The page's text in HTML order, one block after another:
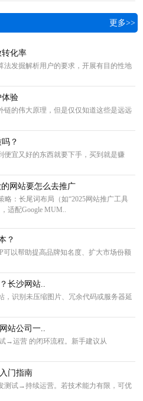
更多>>
化率
法发掘解析用户的要求，开展有目的性地
体验
链的伟大原理，但是仅仅知道这些是远远
？
便宜又好的东西就要下手，买到就是赚
网站要怎么去推广
略‌：长尾词布局（如“2025网站推广工具
适配Google MUM..
？
可以帮助提高品牌知名度、扩大市场份额
长沙网站..
，识别未压缩图片、冗余代码或服务器延
站公司一..
运营 的闭环流程。新手建议从
门指南
试→持续运营。若技术能力有限，可优